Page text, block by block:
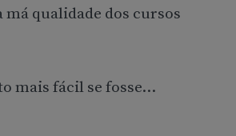
má qualidade dos cursos
mais fácil se fosse…